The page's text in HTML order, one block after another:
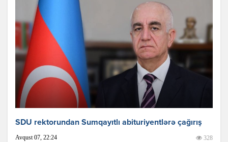
SDU rektorundan Sumqayıtlı abituriyentlərə çağırış
Avqust 07, 22:24 328